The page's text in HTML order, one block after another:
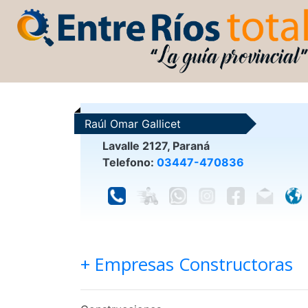
Raúl Omar Gallicet
Lavalle 2127, Paraná
Telefono: 03447-470836
+ Empresas Constructoras